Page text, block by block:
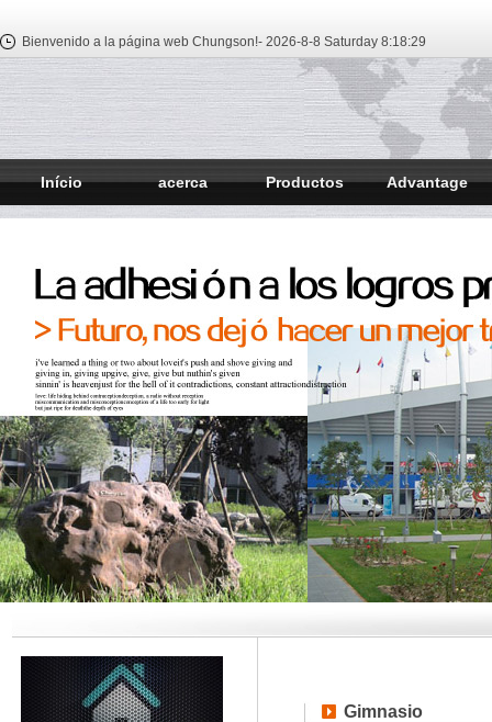
Bienvenido a la página web Chungson!- 2026-8-8 Saturday 8:18:30
Início acerca Productos Advantage
Gimnasio